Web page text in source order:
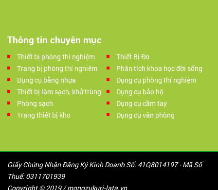
Thông tin chuyên mục
Thiết bị phòng thí nghiệm
Thiết Bị Đo
Trang bị phòng thí nghiêm
Phân tích khoa học đời sống
Dụng cụ bằng nhựa
Dụng cụ phòng thí nghiệm
Thiết bị làm sạch, khử trùng
Dụng cụ bảo hộ
Phòng sạch
Dụng cụ cầm tay
Trang thiết bị kho
Dụng cụ văn phòng
Giấy Chứng Nhận Đăng Ký Kinh Doanh Số: 41Q8014197 - Mã Số
Thuế: 0311701939
Copyright © 2019 / monozukuri-lata.vn